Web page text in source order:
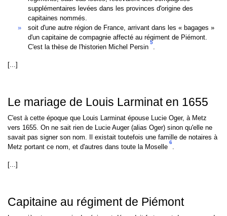
supplémentaires levées dans les provinces d'origine des
capitaines nommés.
soit d'une autre région de France, arrivant dans les « bagages »
d'un capitaine de compagnie affecté au régiment de Piémont.
C'est la thèse de l'historien Michel Persin
5
.
[...]
Le mariage de Louis Larminat en 1655
C'est à cette époque que Louis Larminat épouse Lucie Oger, à Metz
vers 1655. On ne sait rien de Lucie Auger (alias Oger) sinon qu'elle ne
savait pas signer son nom. Il existait toutefois une famille de notaires à
Metz portant ce nom, et d'autres dans toute la Moselle
6
.
[...]
Capitaine au régiment de Piémont